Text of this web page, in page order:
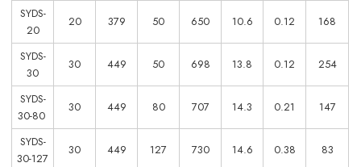
SYDS-
20
20 379 50 650 10.6 0.12 168
SYDS-
30
30 449 50 698 13.8 0.12 254
SYDS-
30-80
30 449 80 707 14.3 0.21 147
SYDS-
30-127
30 449 127 730 14.6 0.38 83